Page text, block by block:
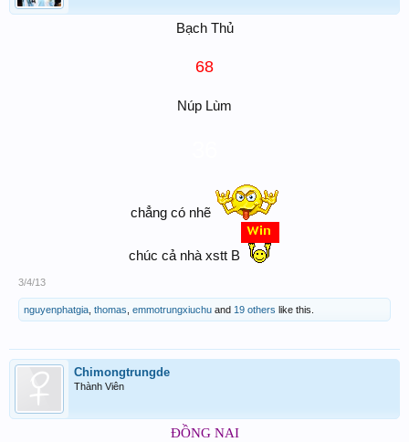
Bạch Thủ
68
Núp Lùm
chẳng có nhẽ
chúc cả nhà xstt B
3/4/13
nguyenphatgia thomas emmotrungxiuchu and 19 others like this.
Chimongtrungde
Thành Viên
ĐỒNG NAI